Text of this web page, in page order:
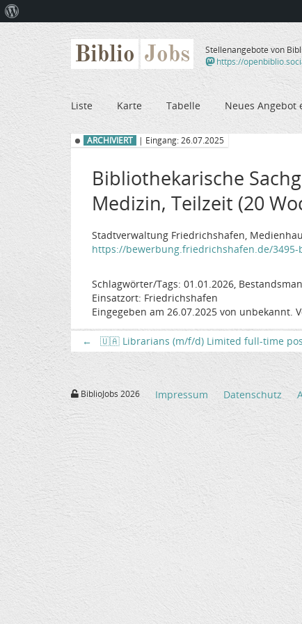
Biblio Jobs
Stellenangebote von
https://
Liste Karte Tabelle Neues Angebot
ARCHIVIERT | Eingang: 26.07.2025
Bibliothekarische
Medizin, Teilzeit (20
Stadtverwaltung Friedrichshafen,
https://bewerbung.friedrichshafen.de/
Schlagwörter/Tags: 01.01.2026,
Einsatzort: Friedrichshafen
Eingegeben am 26.07.2025 von unbekannt.
←
🇺🇦 Librarians (m/f/d) Limited full-time
BiblioJobs 2026 Impressum Datenschutz
WordPress